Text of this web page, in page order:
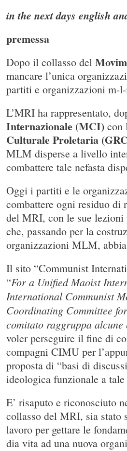
in the next days english
premessa
Dopo il collasso del
mancare l’unica
partiti e organizzazioni m-
L’MRI ha rappresentato,
Internazionale (MCI)con
Culturale Proletaria
MLM disperse a livello
combattere tale nefasta
Oggi i partiti e le
combattere ogni residuo di
del MRI, con le sue lezioni
che, passando per la
organizzazioni MLM,
Il sito “Communist
“For a Unified Maoist
International Communist
Coordinating Committee
comitato raggruppa
voler perseguire il fine di
compagni CIMU per
proposta di “basi di
ideologica funzionale a tale
E’ risaputo e riconosciuto
collasso del MRI, sia stato
lavoro per gettare le
dia vita ad una nuova